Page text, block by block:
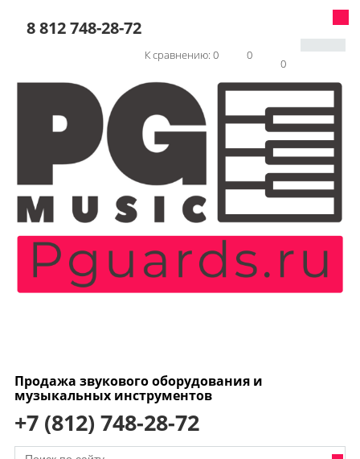
8 812 748-28-72
0
0
К сравнению: 0
Продажа звукового оборудования и
музыкальных инструментов
+7 (812) 748-28-72